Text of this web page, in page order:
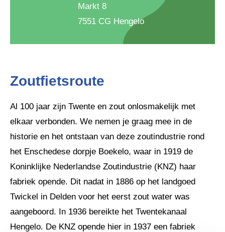
Markt 8
7551 CG Hengelo
Zoutfietsroute
Al 100 jaar zijn Twente en zout onlosmakelijk met
elkaar verbonden. We nemen je graag mee in de
historie en het ontstaan van deze zoutindustrie rond
het Enschedese dorpje Boekelo, waar in 1919 de
Koninklijke Nederlandse Zoutindustrie (KNZ) haar
fabriek opende. Dit nadat in 1886 op het landgoed
Twickel in Delden voor het eerst zout water was
aangeboord. In 1936 bereikte het Twentekanaal
Hengelo. De KNZ opende hier in 1937 een fabriek